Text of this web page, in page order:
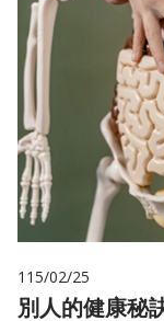
115/02/25
別人的健康秘